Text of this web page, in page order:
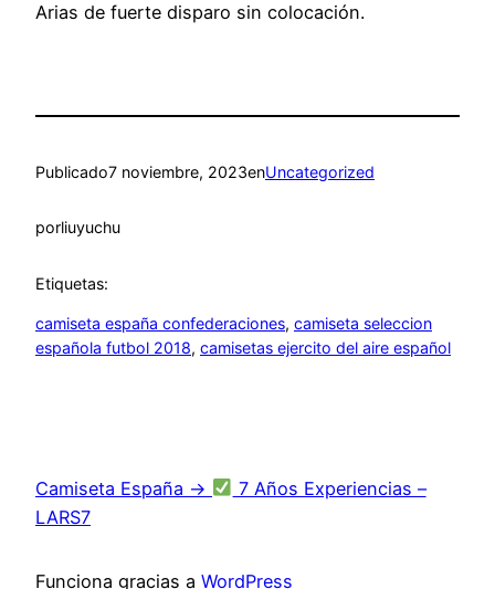
Arias de fuerte disparo sin colocación.
Publicado7 noviembre, 2023enUncategorized
porliuyuchu
Etiquetas:
camiseta españa confederaciones, camiseta seleccion
española futbol 2018, camisetas ejercito del aire español
Camiseta España →
7 Años Experiencias –
LARS7
Funciona gracias a WordPress